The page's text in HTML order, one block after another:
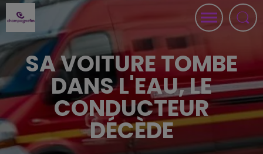
SA VOITURE TOMBE
DANS L'EAU, LE
CONDUCTEUR
DÉCÈDE